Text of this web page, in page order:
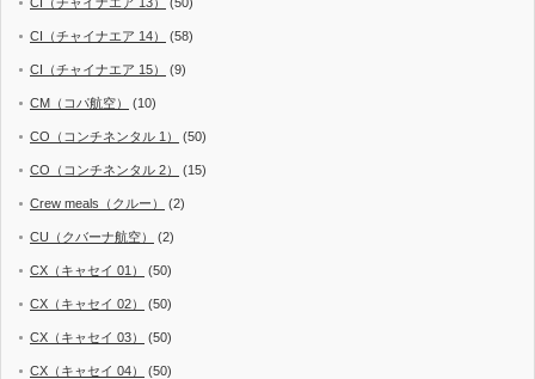
CI（チャイナエア 14） (58)
CI（チャイナエア 15） (9)
CM（コパ航空） (10)
CO（コンチネンタル 1） (50)
CO（コンチネンタル 2） (15)
Crew meals（クルー） (2)
CU（クバーナ航空） (2)
CX（キャセイ 01） (50)
CX（キャセイ 02） (50)
CX（キャセイ 03） (50)
CX（キャセイ 04） (50)